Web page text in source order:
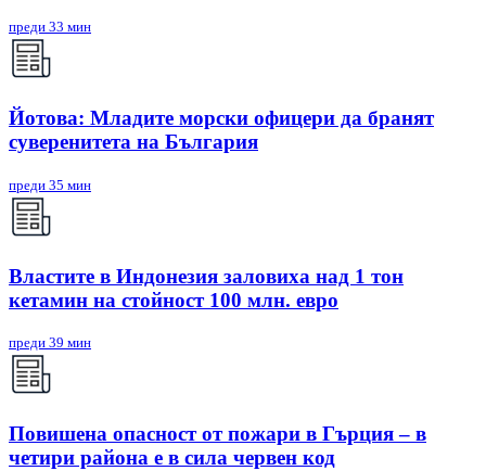
преди 33 мин
Йотова: Младите морски офицери да бранят
суверенитета на България
преди 35 мин
Властите в Индонезия заловиха над 1 тон
кетамин на стойност 100 млн. евро
преди 39 мин
Повишена опасност от пожари в Гърция – в
четири района е в сила червен код